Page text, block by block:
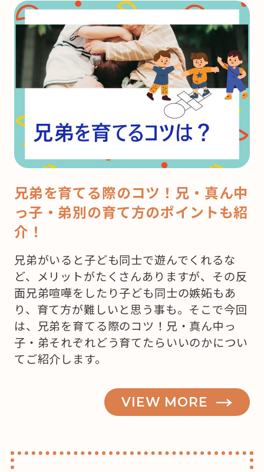
兄弟を育てる際のコツ！兄・真ん中
っ子・弟別の育て方のポイントも紹
介！
兄弟がいると子ども同士で遊んでくれるな
ど、メリットがたくさんありますが、その反
面兄弟喧嘩をしたり子ども同士の嫉妬もあ
り、育て方が難しいと思う事も。そこで今回
は、兄弟を育てる際のコツ！兄・真ん中っ
子・弟それぞれどう育てたらいいのかについ
てご紹介します。
VIEW MORE